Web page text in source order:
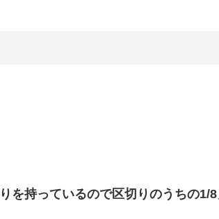
を持っているので区切りのうちの1/